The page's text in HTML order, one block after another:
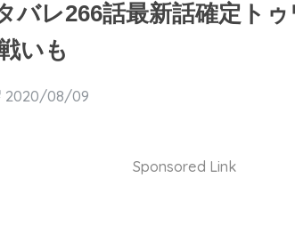
バレ266話最新話確定ト
いも
2020/08/09
Sponsored Link